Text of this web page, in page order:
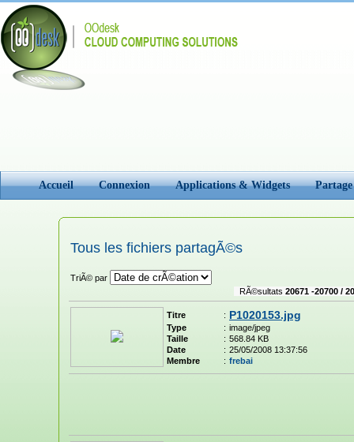
Accueil Connexion Applications & Widgets
Tous les fichiers partagÃ©s
TriÃ© par
RÃ©sultats 20671 -20700 /
Titre : P1020153.jpg
Type : image/jpeg
Taille
: 568.84 KB
Date
: 25/05/2008 13:37:56
Membre
: frebai